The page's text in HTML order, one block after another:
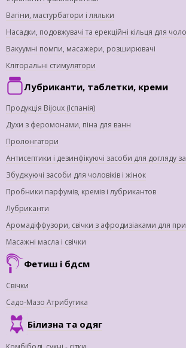
Вагіни, мастурбатори і ляльки
Насадки, подовжувачі та ерекційні кільця для
Вакуумні помпи, масажери, розширювачі
Кліторальні стимулятори
Лубриканти, таблетки, креми
Продукція Bijoux (Іспанія)
Духи з феромонами, піна для ванн
Пролонгатори
Антисептики і дезинфікуючі засоби для догляду
Збуджуючі засоби для чоловіків і жінок
Пробники парфумів, кремів і лубрикантов
Лубриканти
Аромадіффузори, свічки з афродизіаками для
Масажні масла і свічки
Фетиш і бдсм
Свічки
Садо-Мазо Атрибутика
Білизна та одяг